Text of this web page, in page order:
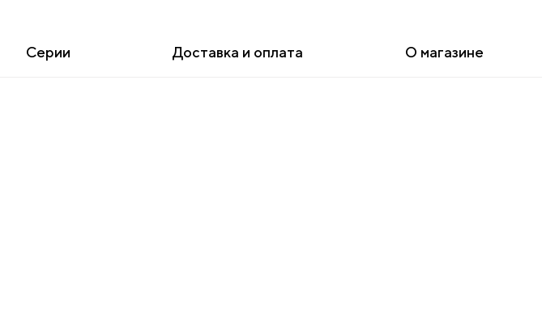
Серии Доставка и оплата О магазине